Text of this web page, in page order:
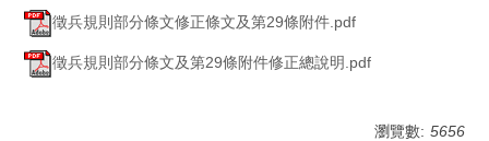
徵兵規則部分條文修正條文及第29條附件.pdf
徵兵規則部分條文及第29條附件修正總說明.pdf
瀏覽數: 5656